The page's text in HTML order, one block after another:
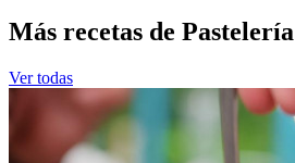
Más recetas de Pastelería
Ver todas